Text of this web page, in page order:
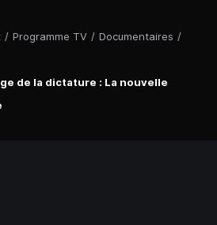
/ Programme TV / Documentaires /
de la dictature : La nouvelle